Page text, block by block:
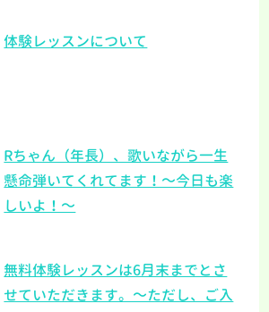
体験レッスンについて
Rちゃん（年長）、歌いながら一生
懸命弾いてくれてます！～今日も楽
しいよ！～
無料体験レッスンは6月末までとさ
せていただきます。～ただし、ご入